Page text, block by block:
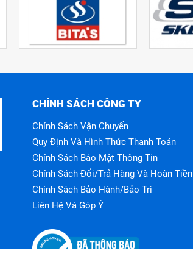
CHÍNH SÁCH CÔNG TY
Chính Sách Vận Chuyển
Quy Định Và Hình Thức Thanh Toán
Chính Sách Bảo Mật Thông Tin
Chính Sách Đổi/trả Hàng Và Hoàn Tiền
Chính Sách Bảo Hành/bảo Trì
Liên Hệ Và Góp Ý